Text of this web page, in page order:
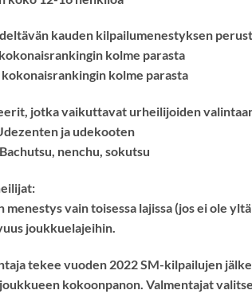
kauden kilpailumenestyksen
kolme parasta
kolme parasta
jotka vaikuttavat urheilijoiden
ja udekooten
nenchu, sokutsu
menestys vain toisessa lajissa (jos ei ole
joukkuelajeihin.
tekee vuoden 2022 SM-kilpailujen
kokoonpanon. Valmentajat